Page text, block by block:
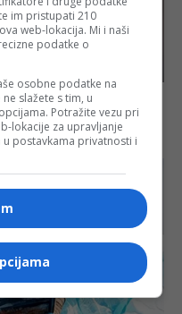
im pristupati 210
web-lokacija. Mi i naši
podatke o
osobne podatke na
slažete s tim, u
Potražite vezu pri
lokacije za upravljanje
postavkama privatnosti i